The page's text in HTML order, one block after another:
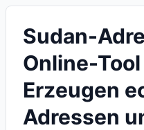
Sudan-
Online-
Erzeugen
Adressen